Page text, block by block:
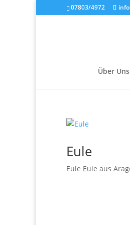
07803/4972
Über Uns
Eule
Eule Eule aus